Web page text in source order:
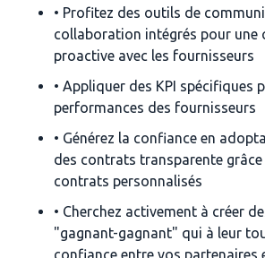
• Profitez des outils de
collaboration intégrés pour une
proactive avec les fournisseurs
• Appliquer des KPI spécifiques
performances des fournisseurs
• Générez la confiance en
des contrats transparente
contrats personnalisés
• Cherchez activement à créer
"gagnant-gagnant" qui à leur
confiance entre vos partenaires